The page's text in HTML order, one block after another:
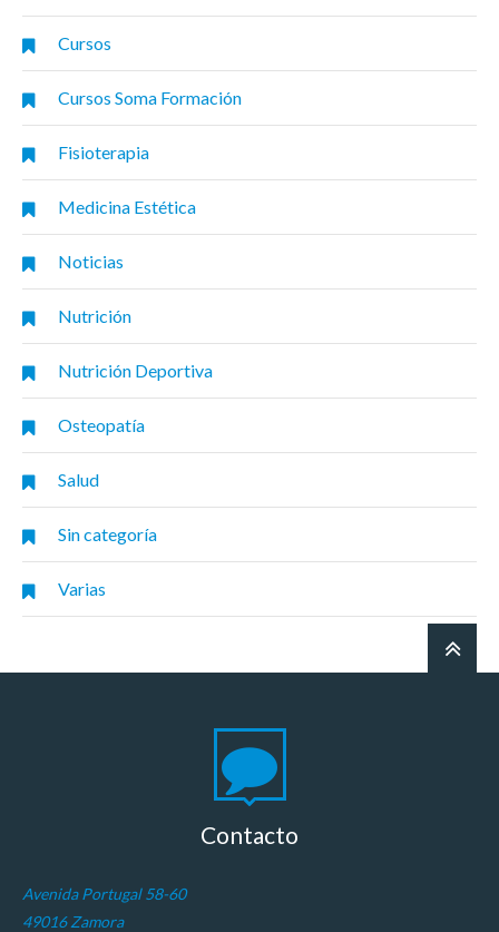
Cursos
Cursos Soma Formación
Fisioterapia
Medicina Estética
Noticias
Nutrición
Nutrición Deportiva
Osteopatía
Salud
Sin categoría
Varias
Contacto
Avenida Portugal 58-60
49016 Zamora